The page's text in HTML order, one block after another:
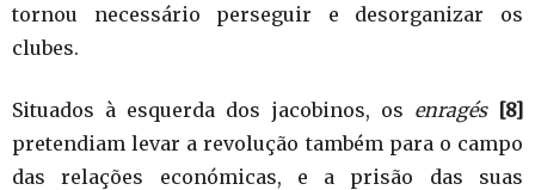
tornou necessário perseguir e desorganizar os
clubes.
Situados à esquerda dos jacobinos, os enragés [8]
pretendiam levar a revolução também para o campo
das relações económicas, e a prisão das suas